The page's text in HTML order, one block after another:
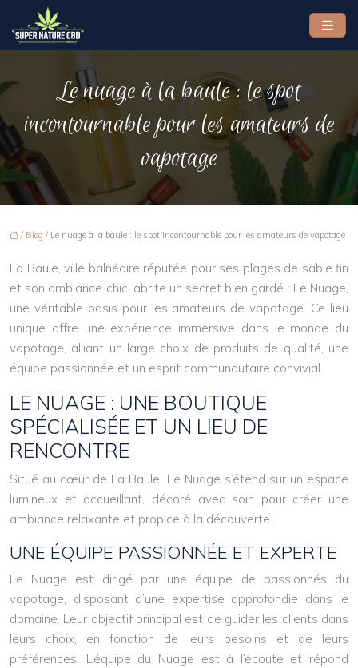
Le nuage à la baule : le spot
incontournable pour les amateurs de
vapotage
/ Blog / Le nuage à la baule : le spot incontournable pour les amateurs de vapotage
La Baule, ville balnéaire réputée pour ses plages de sable fin
et son ambiance chic, abrite un secret bien gardé : Le Nuage,
une véritable oasis pour les amateurs de vapotage. Ce lieu
unique offre une expérience immersive dans le monde du
vapotage, alliant un large choix de produits de qualité, une
équipe passionnée et un esprit communautaire convivial.
LE NUAGE : UNE BOUTIQUE
SPÉCIALISÉE ET UN LIEU DE
RENCONTRE
Situé au cœur de La Baule, Le Nuage s’étend sur un espace
lumineux et accueillant, décoré avec soin pour créer une
ambiance relaxante et propice à la découverte.
UNE ÉQUIPE PASSIONNÉE ET EXPERTE
Le Nuage est dirigé par une équipe de passionnés du
vapotage, disposant d’une expertise approfondie dans le
domaine. Leur objectif principal est de guider les clients dans
leurs choix, en fonction de leurs besoins et de leurs
préférences. L’équipe du Nuage est à l’écoute et répond